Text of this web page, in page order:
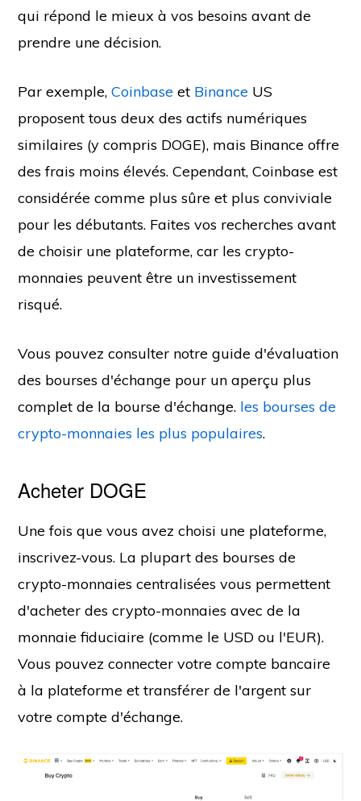
qui répond le mieux à vos besoins avant de
prendre une décision.
Par exemple,Coinbase et Binance US
proposent tous deux des actifs numériques
similaires (y compris DOGE), mais Binance offre
des frais moins élevés. Cependant, Coinbase est
considérée comme plus sûre et plus conviviale
pour les débutants. Faites vos recherches avant
de choisir une plateforme, car les crypto-
monnaies peuvent être un investissement
risqué.
Vous pouvez consulter notre guide d'évaluation
des bourses d'échange pour un aperçu plus
complet de la bourse d'échange. les bourses de
crypto-monnaies les plus populaires.
Acheter DOGE
Une fois que vous avez choisi une plateforme,
inscrivez-vous. La plupart des bourses de
crypto-monnaies centralisées vous permettent
d'acheter des crypto-monnaies avec de la
monnaie fiduciaire (comme le USD ou l'EUR).
Vous pouvez connecter votre compte bancaire
à la plateforme et transférer de l'argent sur
votre compte d'échange.